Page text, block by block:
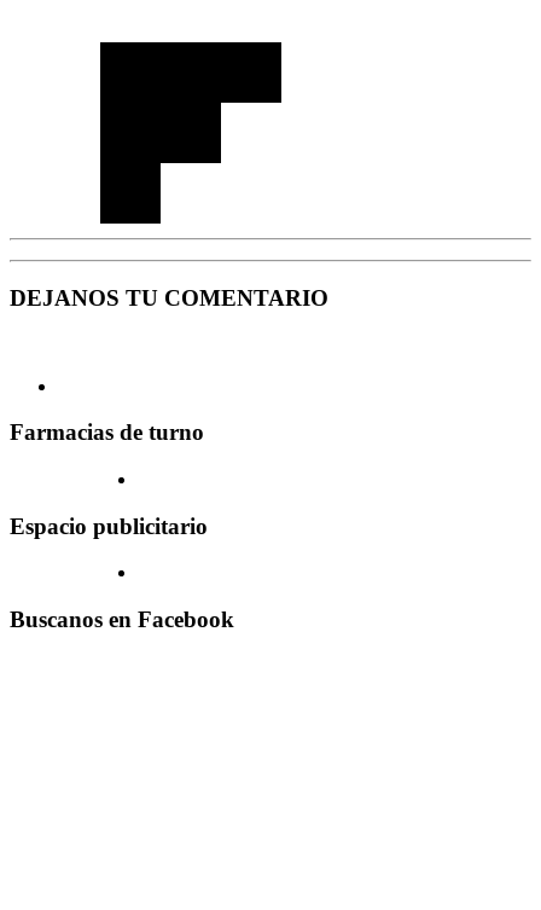
DEJANOS TU COMENTARIO
Farmacias de turno
Espacio publicitario
Buscanos en Facebook